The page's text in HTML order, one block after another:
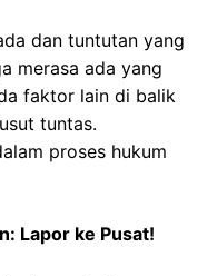
dan tuntutan yang
merasa ada yang
faktor lain di balik
tuntas.
proses hukum
Lapor ke Pusat!